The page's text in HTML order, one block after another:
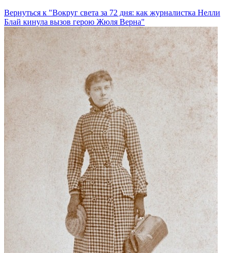
Вернуться к "Вокруг света за 72 дня: как журналистка Нелли
Блай кинула вызов герою Жюля Верна"